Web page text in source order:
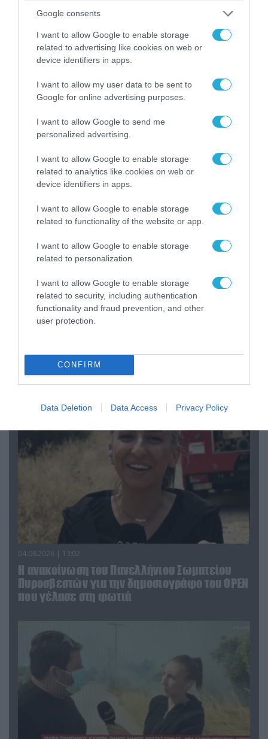
Google consents
I want to allow Google to enable storage
related to advertising like cookies on web or
device identifiers in apps.
I want to allow my user data to be sent to
Google for online advertising purposes.
I want to allow Google to send me
personalized advertising.
I want to allow Google to enable storage
related to analytics like cookies on web or
device identifiers in apps.
I want to allow Google to enable storage
related to functionality of the website or app.
I want to allow Google to enable storage
related to personalization.
I want to allow Google to enable storage
related to security, including authentication
functionality and fraud prevention, and other
user protection.
CONFIRM
Data Deletion Data Access Privacy Policy
06.08.2026 | 09:03
«Οι εντελώς αθώοι»: Η ανάρτηση του Αρκά για
τα ζώα που χάθηκαν στις πυρκαγιές της
Αττικής (φωτο)
04.08.2026 | 15:02
Αυτή την ώρα το τελευταίο «αντίο» στον πρώην
υπουργό Ι.Βαρβιτσιώτη (φωτο)
04.08.2026 | 13:02
Η ανακοίνωση του Πανελλήνιου Σωματείου
Πυροσβεστών για την δημοσιογράφο του OPEN
που γέλασε στη φωτιά